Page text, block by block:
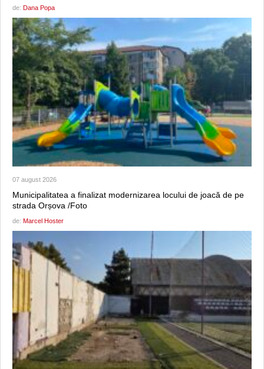
de: Dana Popa
07 august 2026
Municipalitatea a finalizat modernizarea locului de joacă de pe
strada Orșova /Foto
de: Marcel Hoster